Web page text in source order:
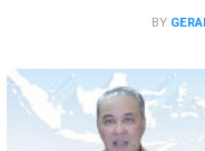
BY